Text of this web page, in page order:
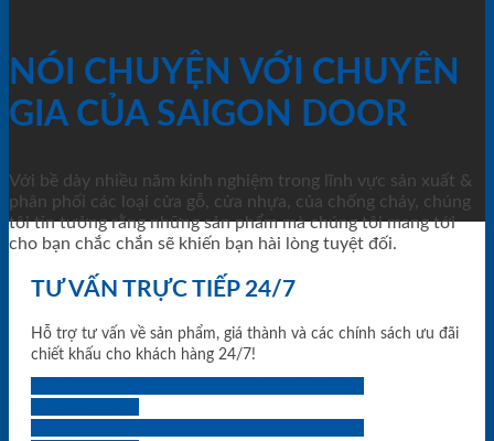
NÓI CHUYỆN VỚI CHUYÊN
GIA CỦA SAIGON DOOR
Với bề dày nhiều năm kinh nghiệm trong lĩnh vực sản xuất &
phân phối các loại cửa gỗ, cửa nhựa, của chống cháy, chúng
tôi tin tưởng rằng những sản phẩm mà chúng tôi mang tới
cho bạn chắc chắn sẽ khiến bạn hài lòng tuyệt đối.
TƯ VẤN TRỰC TIẾP 24/7
Hỗ trợ tư vấn về sản phẩm, giá thành và các chính sách ưu đãi
chiết khấu cho khách hàng 24/7!